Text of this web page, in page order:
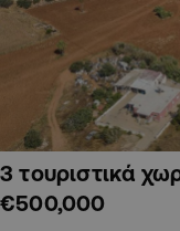
3 τουριστικά
€500,000